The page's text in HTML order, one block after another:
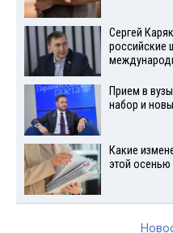
Сергей
российские
Прием в
набор и
Какие
этой осенью